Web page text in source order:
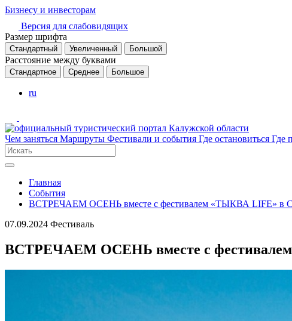
Бизнесу и инвесторам
Версия для слабовидящих
Размер шрифта
Стандартный Увеличенный Большой
Расстояние между буквами
Стандартное Среднее Большое
ru
Чем заняться Маршруты Фестивали и события Где остановиться Где
Главная
События
ВСТРЕЧАЕМ ОСЕНЬ вместе с фестивалем «ТЫКВА LIFE» в
07.09.2024 Фестиваль
ВСТРЕЧАЕМ ОСЕНЬ вместе с